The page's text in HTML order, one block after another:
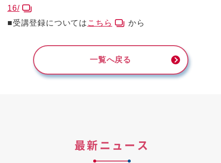
16/
■受講登録については こちら から
一覧へ戻る
最新ニュース